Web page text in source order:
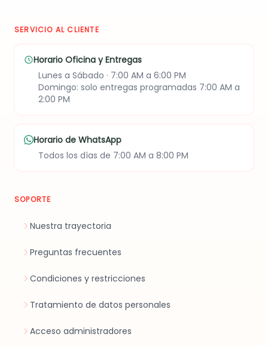
SERVICIO AL CLIENTE
Horario Oficina y Entregas
Lunes a Sábado · 7:00 AM a 6:00 PM
Domingo: solo entregas programadas 7:00 AM a
2:00 PM
Horario de WhatsApp
Todos los días de 7:00 AM a 8:00 PM
SOPORTE
Nuestra trayectoria
Preguntas frecuentes
Condiciones y restricciones
Tratamiento de datos personales
Acceso administradores